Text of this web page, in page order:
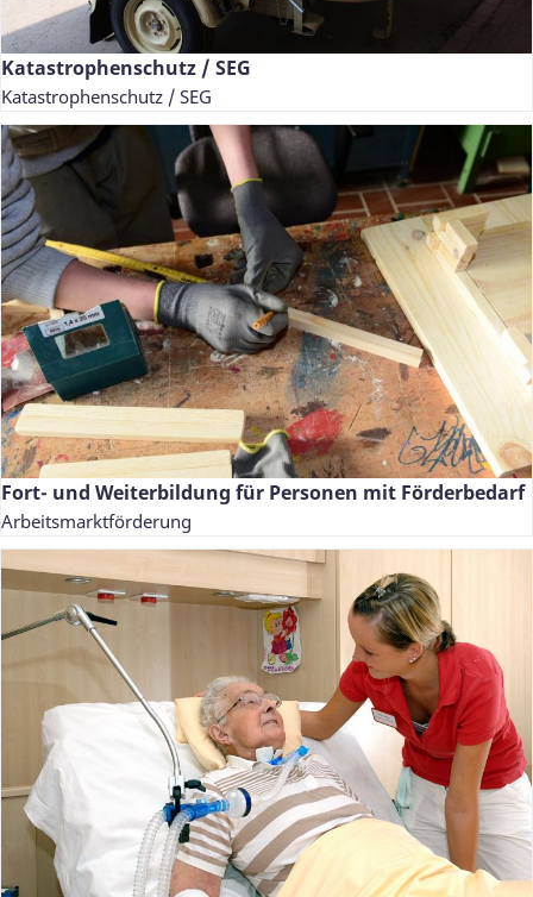
Katastrophenschutz / SEG
Katastrophenschutz / SEG
Fort- und Weiterbildung für Personen mit Förderbedarf
Arbeitsmarktförderung